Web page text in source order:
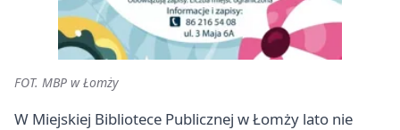
FOT. MBP w Łomży
W Miejskiej Bibliotece Publicznej w Łomży lato nie